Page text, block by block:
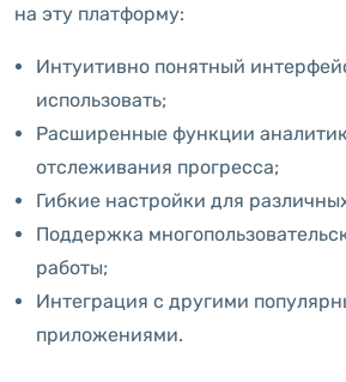
на эту платформу:
Интуитивно понятный
использовать;
Расширенные функции
отслеживания прогресса;
Гибкие настройки для
Поддержка
работы;
Интеграция с другими
приложениями.